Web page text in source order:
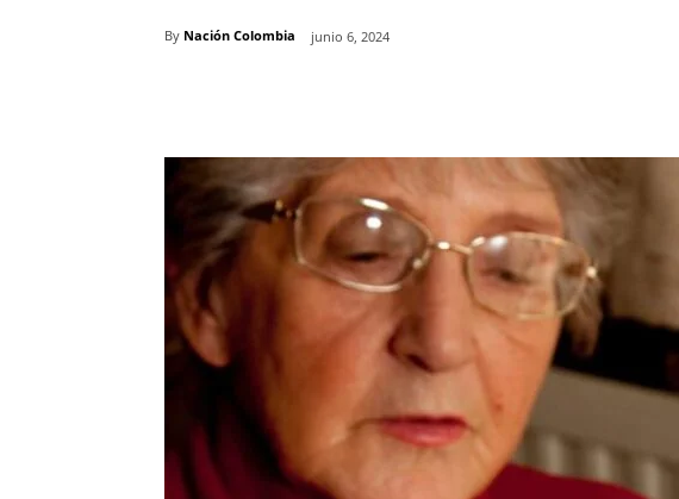
By Nación Colombia junio 6, 2024